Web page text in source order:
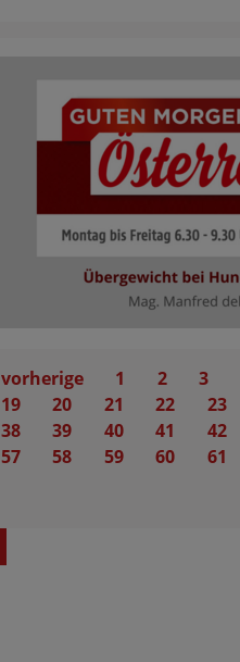
vorherige 1 2 3
19
20 21 22 23
38
39 40 41 42
57
58 59 60 61